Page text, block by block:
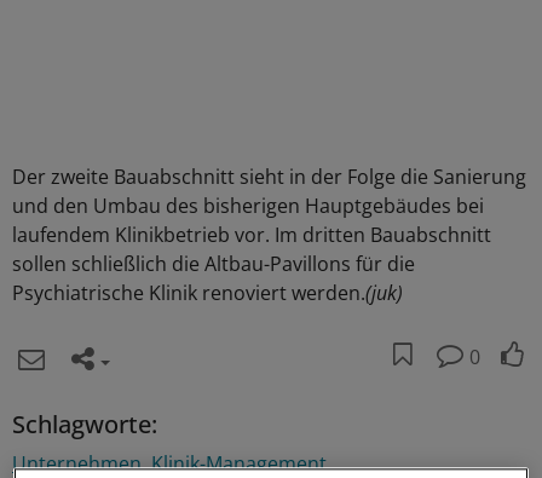
Der zweite Bauabschnitt sieht in der Folge die Sanierung
und den Umbau des bisherigen Hauptgebäudes bei
laufendem Klinikbetrieb vor. Im dritten Bauabschnitt
sollen schließlich die Altbau-Pavillons für die
Psychiatrische Klinik renoviert werden.(juk)
0
Schlagworte:
Unternehmen Klinik-Management